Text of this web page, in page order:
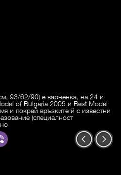
93/62/90) е варненка, на 24 и
of Bulgaria 2005 и Best Model
и покрай връзките й с известни
(специалност